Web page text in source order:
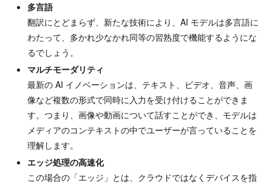
多言語
翻訳にとどまらず、新たな技術により、AI モデルは多言語に
わたって、多かれ少なかれ同等の習熟度で機能するようにな
るでしょう。
マルチモーダリティ
最新の AI イノベーションは、テキスト、ビデオ、音声、画
像など複数の形式で同時に入力を受け付けることができま
す。つまり、画像や動画について話すことができ、モデルは
メディアのコンテキストの中でユーザーが言っていることを
理解します。
エッジ処理の高速化
この場合の「エッジ」とは、クラウドではなくデバイスを指